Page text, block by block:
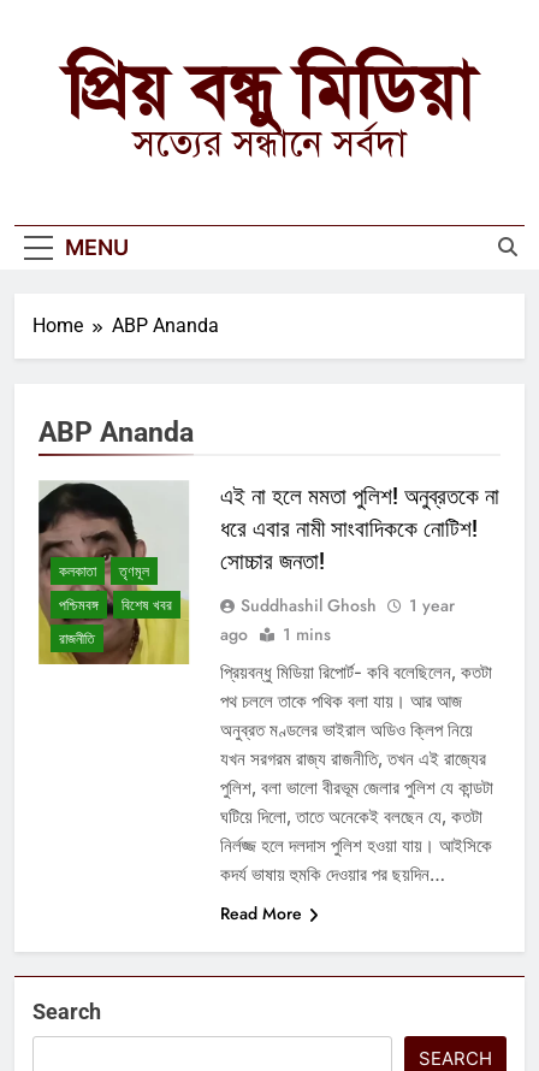
contentপ্রিয় বন্ধু মিডিয়া
সত্যের সন্ধানে সর্বদা
MENU
Home ABP Ananda
ABP Ananda
কলকাতা
তৃণমূল
পশ্চিমবঙ্গ
বিশেষ খবর
রাজনীতি
এই না হলে মমতা পুলিশ! অনুব্রতকে না
ধরে এবার নামী সাংবাদিককে নোটিশ!
সোচ্চার জনতা!
Suddhashil Ghosh
1 year
ago
1 mins
প্রিয়বন্ধু মিডিয়া রিপোর্ট- কবি বলেছিলেন, কতটা
পথ চললে তাকে পথিক বলা যায়। আর আজ
অনুব্রত মণ্ডলের ভাইরাল অডিও ক্লিপ নিয়ে
যখন সরগরম রাজ্য রাজনীতি, তখন এই রাজ্যের
পুলিশ, বলা ভালো বীরভূম জেলার পুলিশ যে কান্ডটা
ঘটিয়ে দিলো, তাতে অনেকেই বলছেন যে, কতটা
নির্লজ্জ হলে দলদাস পুলিশ হওয়া যায়। আইসিকে
কদর্য ভাষায় হুমকি দেওয়ার পর ছয়দিন…
Read More
Search
SEARCH